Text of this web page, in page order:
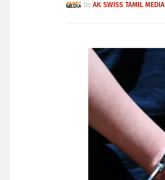
byAK SWISS TAMIL MEDIA